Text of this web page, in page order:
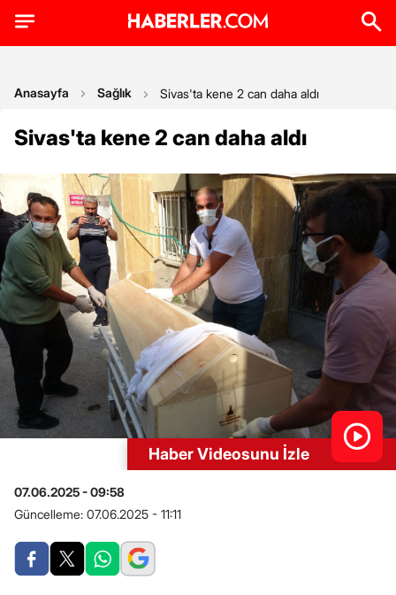
Anasayfa Sağlık Sivas'ta kene 2 can daha aldı
Sivas'ta kene 2 can daha aldı
Haber Videosunu İzle
07.06.2025 - 09:58
Güncelleme: 07.06.2025 - 11:11